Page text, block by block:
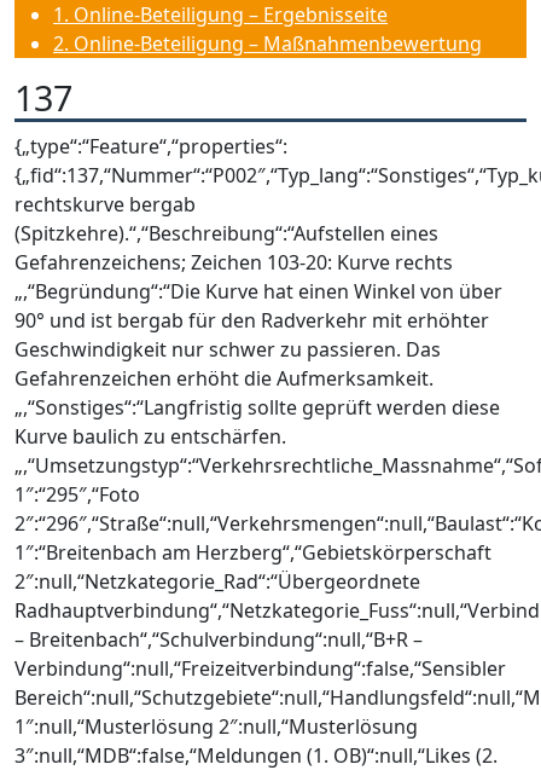
1. Online-Beteiligung – Ergebnisseite
2. Online-Beteiligung – Maßnahmenbewertung
137
{„type“:“Feature“,“properties“:
rechtskurve bergab
(Spitzkehre).“,“Beschreibung“:“Aufstellen eines
Gefahrenzeichens; Zeichen 103-20: Kurve rechts
„,“Begründung“:“Die Kurve hat einen Winkel von über
90° und ist bergab für den Radverkehr mit erhöhter
Geschwindigkeit nur schwer zu passieren. Das
Gefahrenzeichen erhöht die Aufmerksamkeit.
„,“Sonstiges“:“Langfristig sollte geprüft werden diese
Kurve baulich zu entschärfen.
1″:“295″,“Foto
1″:“Breitenbach am Herzberg“,“Gebietskörperschaft
2″:null,“Netzkategorie_Rad“:“Übergeordnete
– Breitenbach“,“Schulverbindung“:null,“B+R –
Verbindung“:null,“Freizeitverbindung“:false,“Sensibler
1″:null,“Musterlösung 2″:null,“Musterlösung
3″:null,“MDB“:false,“Meldungen (1. OB)“:null,“Likes (2.